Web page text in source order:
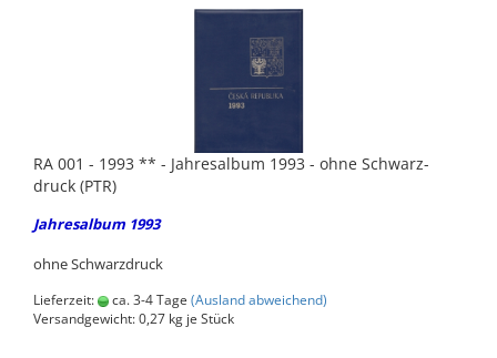
RA 001 - 1993 ** - Jah­res­al­bum 1993 - ohne Schwarz­
druck (PTR)
Jah­res­al­bum 1993
ohne Schwarz­druck
Lieferzeit: ca. 3-4 Tage (Ausland abweichend)
Versandgewicht:0,27 kg je Stück